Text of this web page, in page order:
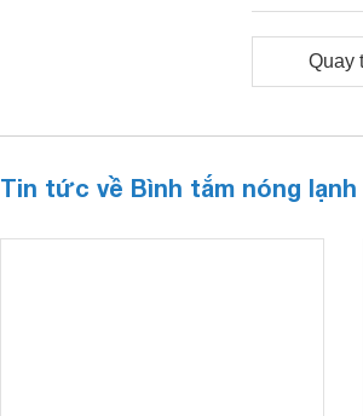
Quay
Tin tức về Bình tắm nóng lạnh